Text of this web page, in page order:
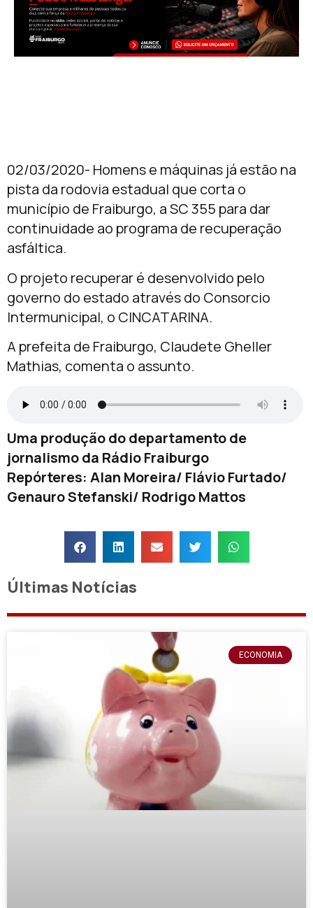
02/03/2020- Homens e máquinas já estão na
pista da rodovia estadual que corta o
município de Fraiburgo, a SC 355 para dar
continuidade ao programa de recuperação
asfáltica.
O projeto recuperar é desenvolvido pelo
governo do estado através do Consorcio
Intermunicipal, o CINCATARINA.
A prefeita de Fraiburgo, Claudete Gheller
Mathias, comenta o assunto.
Uma produção do departamento de
jornalismo da Rádio Fraiburgo
Repórteres: Alan Moreira/ Flávio Furtado/
Genauro Stefanski/ Rodrigo Mattos
Últimas Notícias
ECONOMIA